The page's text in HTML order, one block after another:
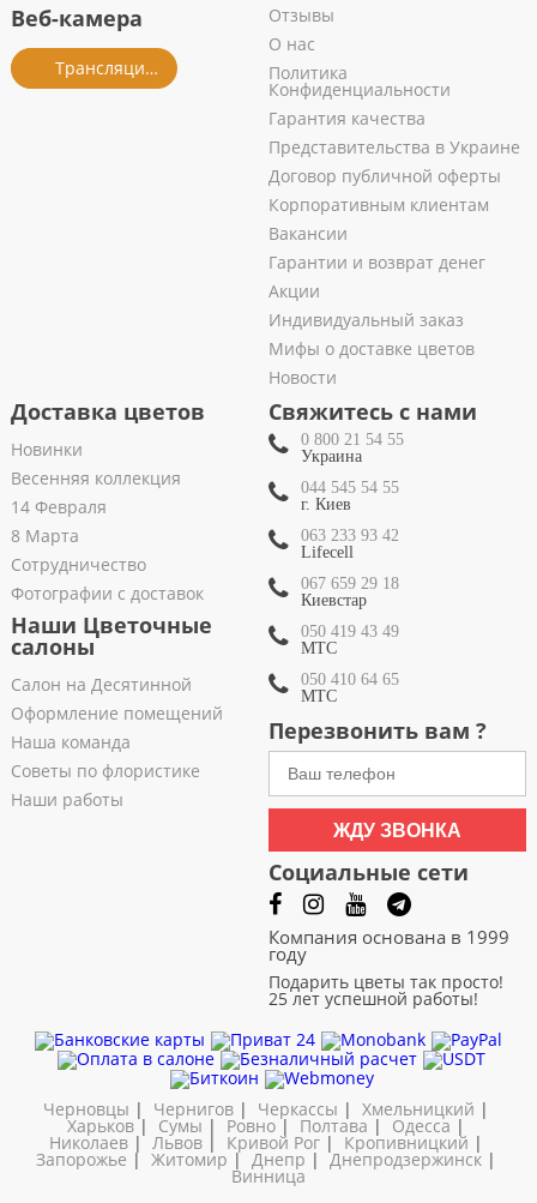
Веб-камера
Трансляция из салона
Отзывы
О нас
Политика
Конфиденциальности
Гарантия качества
Представительства в Украине
Договор публичной оферты
Корпоративным клиентам
Вакансии
Гарантии и возврат денег
Акции
Индивидуальный заказ
Мифы о доставке цветов
Новости
Доставка цветов
Новинки
Весенняя коллекция
14 Февраля
8 Марта
Сотрудничество
Фотографии с доставок
Наши Цветочные
салоны
Салон на Десятинной
Оформление помещений
Наша команда
Советы по флористике
Наши работы
Свяжитесь с нами
0 800 21 54 55
Украина
044 545 54 55
г. Киев
063 233 93 42
Lifecell
067 659 29 18
Киевстар
050 419 43 49
МТС
050 410 64 65
МТС
Перезвонить вам ?
ЖДУ ЗВОНКА
Социальные сети
Компания основана в 1999
году
Подарить цветы так просто!
25 лет успешной работы!
Черновцы | Чернигов | Черкассы | Хмельницкий |
Харьков| Сумы | Ровно | Полтава | Одесса |
Николаев | Львов Кривой Рог | Кропивницкий |
Запорожье | Житомир | Днепр |Днепродзержинск |
Винница